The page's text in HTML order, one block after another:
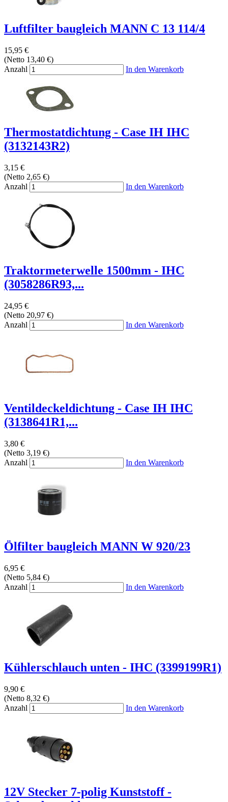
Luftfilter baugleich MANN C 13 114/4
15,95 €
(Netto 13,40 €)
Anzahl
In den Warenkorb
Thermostatdichtung - Case IH IHC
(3132143R2)
3,15 €
(Netto 2,65 €)
Anzahl
In den Warenkorb
Traktormeterwelle 1500mm - IHC
(3058286R93,...
24,95 €
(Netto 20,97 €)
Anzahl
In den Warenkorb
Ventildeckeldichtung - Case IH IHC
(3138641R1,...
3,80 €
(Netto 3,19 €)
Anzahl
In den Warenkorb
Ölfilter baugleich MANN W 920/23
6,95 €
(Netto 5,84 €)
Anzahl
In den Warenkorb
Kühlerschlauch unten - IHC (3399199R1)
9,90 €
(Netto 8,32 €)
Anzahl
In den Warenkorb
12V Stecker 7-polig Kunststoff -